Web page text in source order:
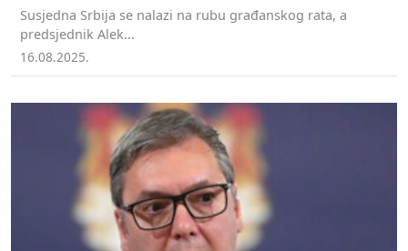
Susjedna Srbija se nalazi na rubu građanskog rata, a
predsjednik Alek...
16.08.2025.